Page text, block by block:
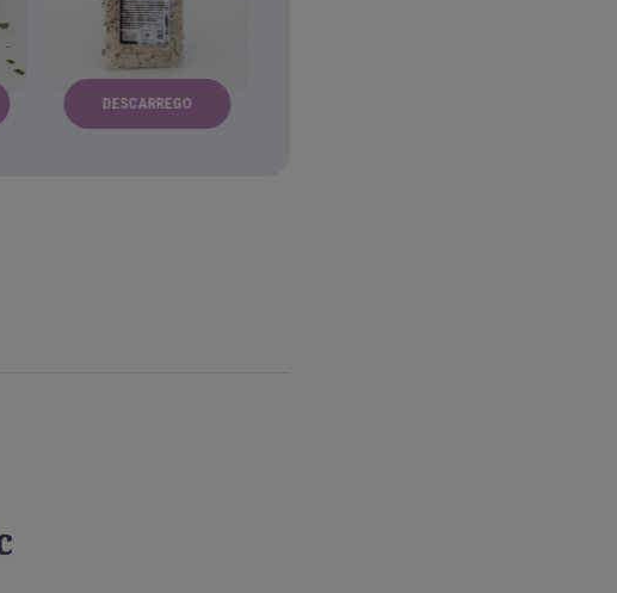
DESCARREGO